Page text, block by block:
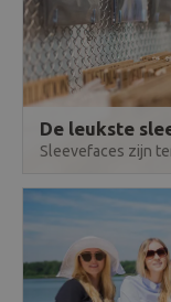
Tassen
Statieven
Studio
Verrekijker
De leukste